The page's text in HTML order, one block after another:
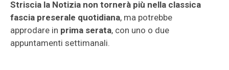
Striscia la Notizia non tornerà più nella classica
fascia preserale quotidiana, ma potrebbe
approdare in prima serata, con uno o due
appuntamenti settimanali.